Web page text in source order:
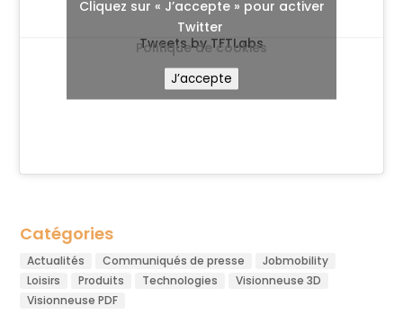
Tweets by TFTLabs
Cliquez sur « J’accepte » pour activer
Twitter
Politique de cookies
J’accepte
Catégories
Actualités Communiqués de presse
Jobmobility
Loisirs
Produits Technologies
Visionneuse 3D
Visionneuse PDF